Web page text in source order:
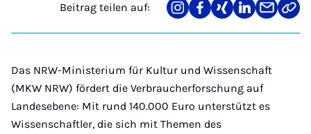
Beitrag teilen auf:
Teilen
auf
Teilen
auf
Teilen
auf
Teilen
auf
Teilen
über
Mail
Link
Das NRW-Ministerium für Kultur und Wissenschaft
(MKW NRW) fördert die Verbraucherforschung auf
Landesebene: Mit rund 140.000 Euro unterstützt es
Wissenschaftler, die sich mit Themen des